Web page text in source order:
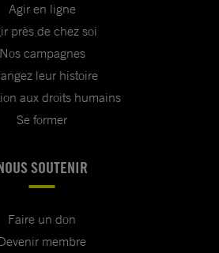
Agir en ligne
près de chez soi
Nos campagnes
leur histoire
aux droits humains
Se former
SOUTENIR
Faire un don
membre